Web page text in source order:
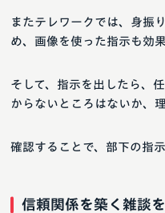
またテレワークでは、身振
め、画像を使った指示も効果
そして、指示を出したら、
からないところはないか、
確認することで、部下の指
信頼関係を築く雑談